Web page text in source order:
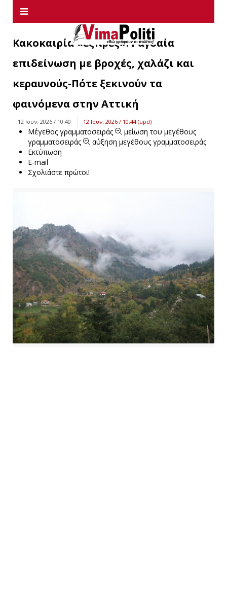
Κακοκαιρία «εξπρές»: Ραγδαία
επιδείνωση με βροχές, χαλάζι και
κεραυνούς-Πότε ξεκινούν τα
φαινόμενα στην Αττική
12 Ιουν. 2026 / 10:40 12 Ιουν. 2026 / 10:44 (upd)
Μέγεθος γραμματοσειράς
μείωση του μεγέθους
γραμματοσειράς
αύξηση μεγέθους γραμματοσειράς
Εκτύπωση
E-mail
Σχολιάστε πρώτοι!